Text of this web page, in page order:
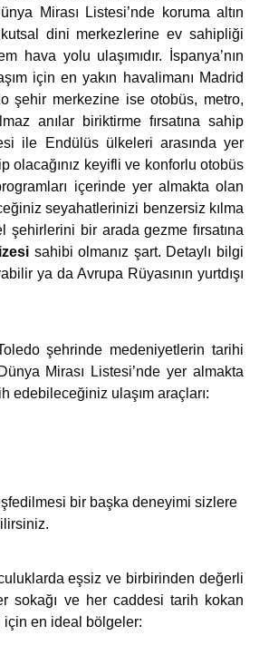
Mirası Listesi’nde koruma altın
kutsal dini merkezlerine ev sahipliği
yolu ulaşımıdır. İspanya’nın
için en yakın havalimanı Madrid
şehir merkezine ise otobüs, metro,
anılar biriktirme fırsatına sahip
ile Endülüs ülkeleri arasında yer
olacağınız keyifli ve konforlu otobüs
içerinde yer almakta olan
seyahatlerinizi benzersiz kılma
şehirlerini bir arada gezme fırsatına
sahibi olmanız şart. Detaylı bilgi
ya da Avrupa Rüyasının yurtdışı
şehrinde medeniyetlerin tarihi
Mirası Listesi’nde yer almakta
edebileceğiniz ulaşım araçları:
bir başka deneyimi sizlere
eşsiz ve birbirinden değerli
sokağı ve her caddesi tarih kokan
için en ideal bölgeler: